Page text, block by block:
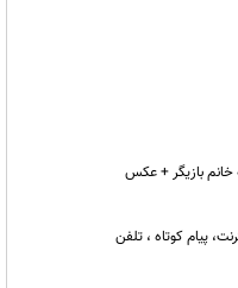
بازیگر + عکس
پیام کوتاه ، تلفن